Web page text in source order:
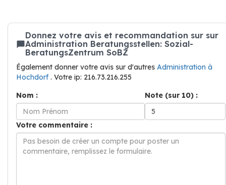
Donnez votre avis et recommandation sur sur
Administration Beratungsstellen: Sozial-
BeratungsZentrum SoBZ
Également donner votre avis sur d'autres Administration à
Hochdorf. Votre ip: 216.73.216.255
Nom :
Note (sur 10) :
Votre commentaire :